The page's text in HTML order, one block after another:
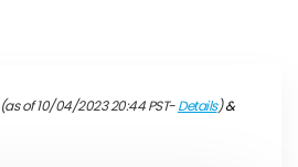
of 10/04/2023 20:44 PST-Details)&